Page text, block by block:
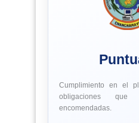
Cumplimiento en el
obligaciones
encomendadas.